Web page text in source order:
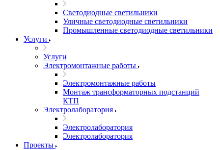
Светодиодные светильники
Уличные светодиодные светильники
Промышленные светодиодные светильники
Услуги
Услуги
Электромонтажные работы
Электромонтажные работы
Монтаж трансформаторных подстанций
КТП
Электролаборатория
Электролаборатория
Электролаборатория
Проекты